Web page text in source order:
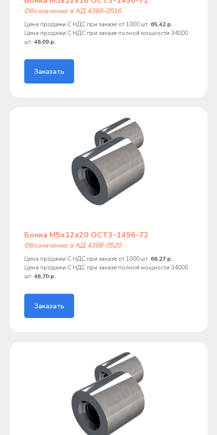
Обозначение в КД 4368-0516
Цена продажи С НДС при заказе от 1000 шт. 65,42 р.
Цена продажи С НДС при заказе полной мощности 34000
шт. 46,09 р.
Заказать
Бонка М5х12х20 ОСТ3-1496-72
Обозначение в КД 4368-0520
Цена продажи С НДС при заказе от 1000 шт. 66,27 р.
Цена продажи С НДС при заказе полной мощности 34000
шт. 46,70 р.
Заказать